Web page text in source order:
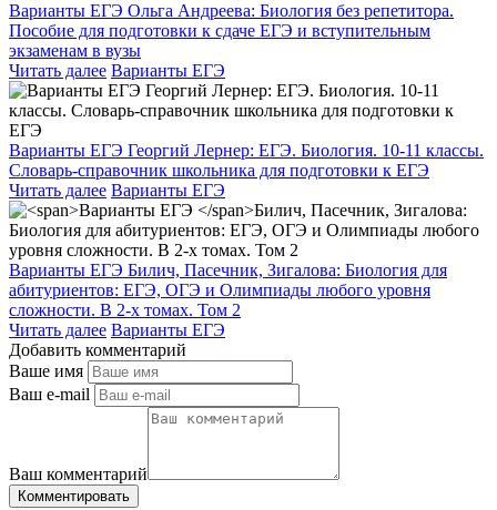
Варианты ЕГЭ Ольга Андреева: Биология без репетитора.
Пособие для подготовки к сдаче ЕГЭ и вступительным
экзаменам в вузы
Читать далее Варианты ЕГЭ
Варианты ЕГЭ Георгий Лернер: ЕГЭ. Биология. 10-11 классы.
Словарь-справочник школьника для подготовки к ЕГЭ
Читать далее Варианты ЕГЭ
Варианты ЕГЭ Билич, Пасечник, Зигалова: Биология для
абитуриентов: ЕГЭ, ОГЭ и Олимпиады любого уровня
сложности. В 2-х томах. Том 2
Читать далее Варианты ЕГЭ
Добавить комментарий
Ваше имя
Ваш e-mail
Ваш комментарий
Комментировать